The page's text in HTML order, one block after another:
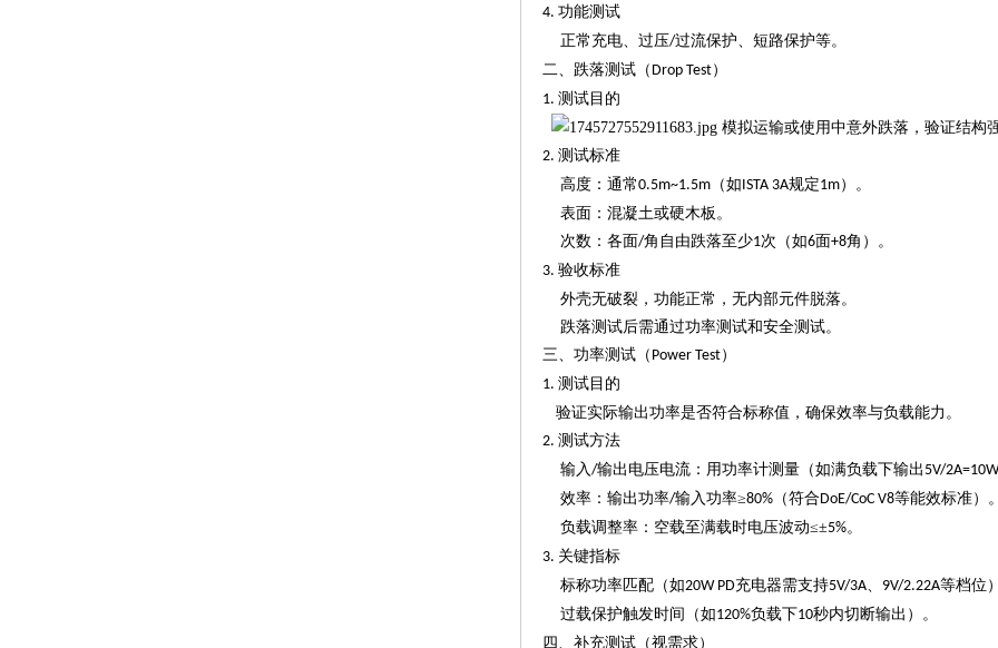
4. 功能测试
正常充电、过压/过流保护、短路保护等。
二、跌落测试（ Drop Test）
1. 测试目的
模拟运输或使用中意外跌落，验证结构
2. 测试标准
高度：通常0.5m~1.5m （如ISTA 3A规定1m）。
表面：混凝土或硬木板。
次数：各面/角自由跌落至少1次（如6面+8角）。
3. 验收标准
外壳无破裂，功能正常，无内部元件脱落。
跌落测试后需通过功率测试和安全测试。
三、功率测试（ Power Test）
1. 测试目的
验证实际输出功率是否符合标称值，确保效率与负载能力。
2. 测试方法
输入/输出电压电流：用功率计测量（如满负载下输出 5V/2A=10W
效率：输出功率/输入功率≥80% （符合DoE/CoC V8等能效标准）
负载调整率：空载至满载时电压波动≤±5%。
3. 关键指标
标称功率匹配（如20W PD充电器需支持5V/3A、 9V/2.22A等档位
过载保护触发时间（如120%负载下10秒内切断输出）。
四、补充测试（视需求）